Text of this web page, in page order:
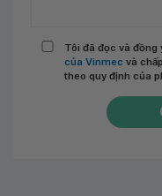
Tôi đã đọc và đồng
của Vinmec và
theo quy định của